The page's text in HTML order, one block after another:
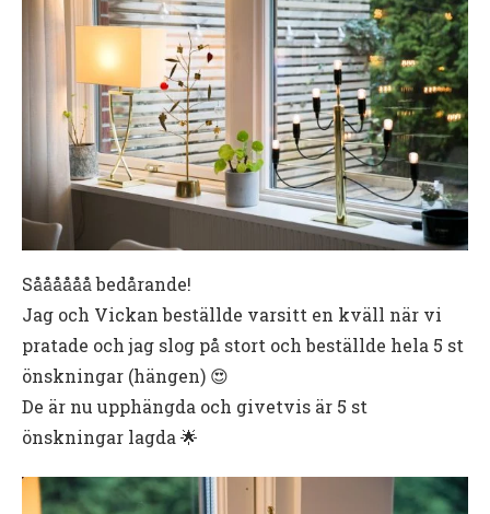
Såååååå bedårande!
Jag och Vickan beställde varsitt en kväll när vi
pratade och jag slog på stort och beställde hela 5 st
önskningar (hängen) 😍
De är nu upphängda och givetvis är 5 st
önskningar lagda 🌟